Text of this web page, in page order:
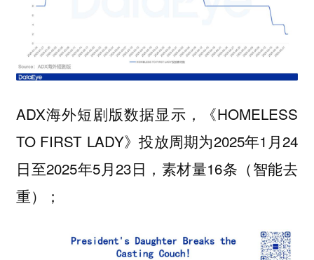
ADX海外短剧版数据显示，《HOMELESS
TO FIRST LADY》投放周期为2025年1月24
日至2025年5月23日，素材量16条（智能去
重）；